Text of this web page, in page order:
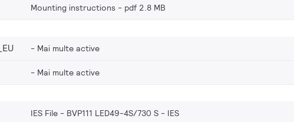
Mounting instructions pdf 2.8 MB
Mai multe active
Mai multe active
IES File - BVP111 LED49-4S/730 S IES